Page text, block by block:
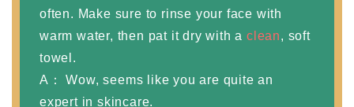
often. Make sure to rinse your face with
warm water, then pat it dry with aclean, soft
towel.
A： Wow, seems like you are quite an
expert in skincare.